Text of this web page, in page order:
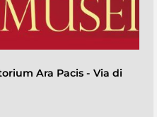
Ara Pacis - Via di